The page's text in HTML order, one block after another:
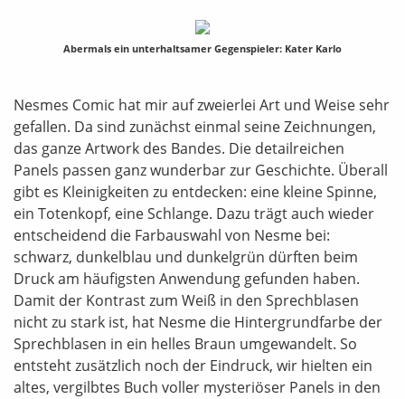
Abermals ein unterhaltsamer Gegenspieler: Kater Karlo
Nesmes Comic hat mir auf zweierlei Art und Weise sehr
gefallen. Da sind zunächst einmal seine Zeichnungen,
das ganze Artwork des Bandes. Die detailreichen
Panels passen ganz wunderbar zur Geschichte. Überall
gibt es Kleinigkeiten zu entdecken: eine kleine Spinne,
ein Totenkopf, eine Schlange. Dazu trägt auch wieder
entscheidend die Farbauswahl von Nesme bei:
schwarz, dunkelblau und dunkelgrün dürften beim
Druck am häufigsten Anwendung gefunden haben.
Damit der Kontrast zum Weiß in den Sprechblasen
nicht zu stark ist, hat Nesme die Hintergrundfarbe der
Sprechblasen in ein helles Braun umgewandelt. So
entsteht zusätzlich noch der Eindruck, wir hielten ein
altes, vergilbtes Buch voller mysteriöser Panels in den